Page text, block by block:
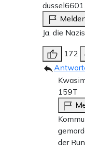
dussel66
Ja, die
172
159T
der